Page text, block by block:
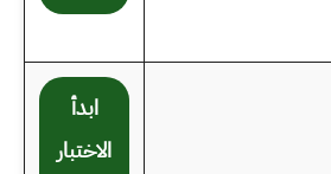
ابدأ
الاختبار